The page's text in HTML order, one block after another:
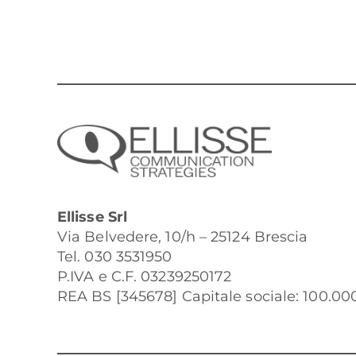
Ellisse Srl
Via Belvedere, 10/h – 25124 Brescia
Tel. 030 3531950
P.IVA e C.F. 03239250172
REA BS [345678] Capitale sociale: